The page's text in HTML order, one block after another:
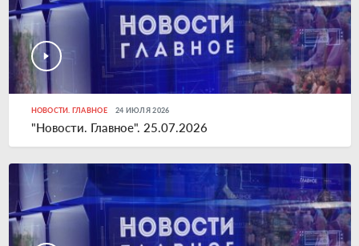
НОВОСТИ. ГЛАВНОЕ 24 ИЮЛЯ 2026
"Новости. Главное". 25.07.2026